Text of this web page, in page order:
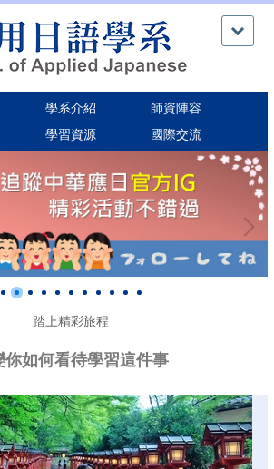
學系介紹
師資陣容
學習資源 國際交流
踏上精彩旅程
你如何看待學習這件事